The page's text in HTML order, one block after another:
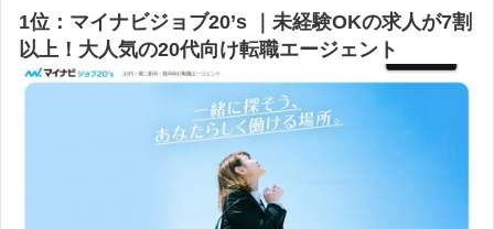
1位：マイナビジョブ20’s ｜未経験OKの求人が7割
以上！大人気の20代向け転職エージェント